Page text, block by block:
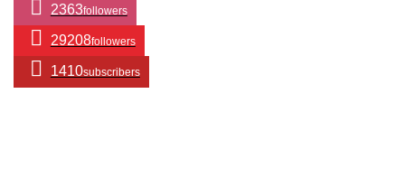
2363followers
29208followers
1410subscribers